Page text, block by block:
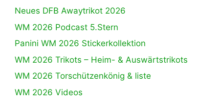
Neues DFB Awaytrikot 2026
WM 2026 Podcast 5.Stern
Panini WM 2026 Stickerkollektion
WM 2026 Trikots – Heim- & Auswärtstrikots
WM 2026 Torschützenkönig & liste
WM 2026 Videos